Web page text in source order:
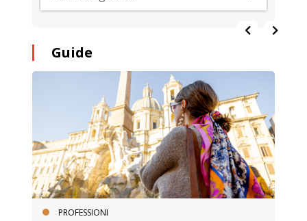
Guide
PROFESSIONI